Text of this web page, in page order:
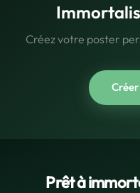
Créez votre poster
Prêt à